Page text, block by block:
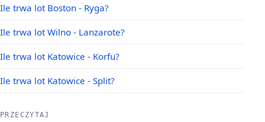
Ile trwa lot Boston - Ryga?
Ile trwa lot Wilno - Lanzarote?
Ile trwa lot Katowice - Korfu?
Ile trwa lot Katowice - Split?
PRZECZYTAJ